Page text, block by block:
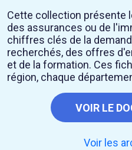
Cette collection présente
des assurances ou de
chiffres clés de la
recherchés, des offres
et de la formation. Ces
région, chaque
VOIR LE
Voir les